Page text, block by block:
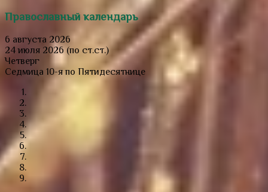
Православный календарь
6 августа 2026
24 июля 2026 (по ст.ст.)
Четверг
Седмица 10-я по Пятидесятнице